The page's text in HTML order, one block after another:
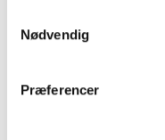
Nødvendig
Præferencer
Uanset hvilket bord
i flere modeller sikrer